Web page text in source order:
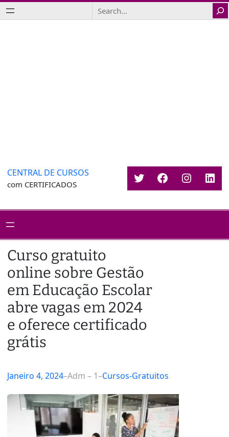
Saltar
para
Search
CENTRAL DE CURSOS
com CERTIFICADOS TwitterFacebook
Curso gratuito
online sobre Gestão
em Educação Escolar
abre vagas em 2024
e oferece certificado
grátis
Janeiro 4, 2024–Adm – 1–Cursos-Gratuitos